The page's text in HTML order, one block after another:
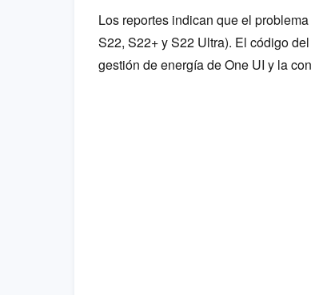
Los reportes indican que el
S22, S22+ y S22 Ultra). El código
gestión de energía de One UI y la